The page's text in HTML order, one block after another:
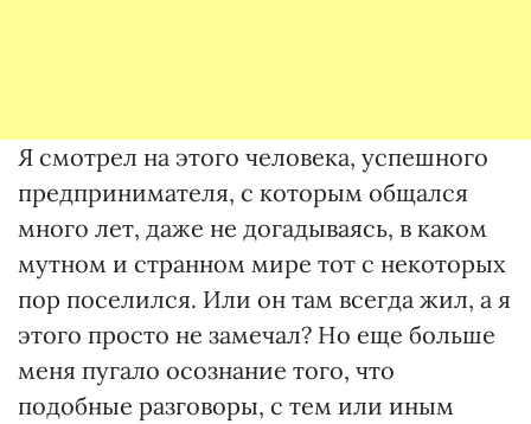
Я смотрел на этого человека, успешного
предпринимателя, с которым общался
много лет, даже не догадываясь, в каком
мутном и странном мире тот с некоторых
пор поселился. Или он там всегда жил, а я
этого просто не замечал? Но еще больше
меня пугало осознание того, что
подобные разговоры, с тем или иным